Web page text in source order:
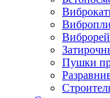
Пушки